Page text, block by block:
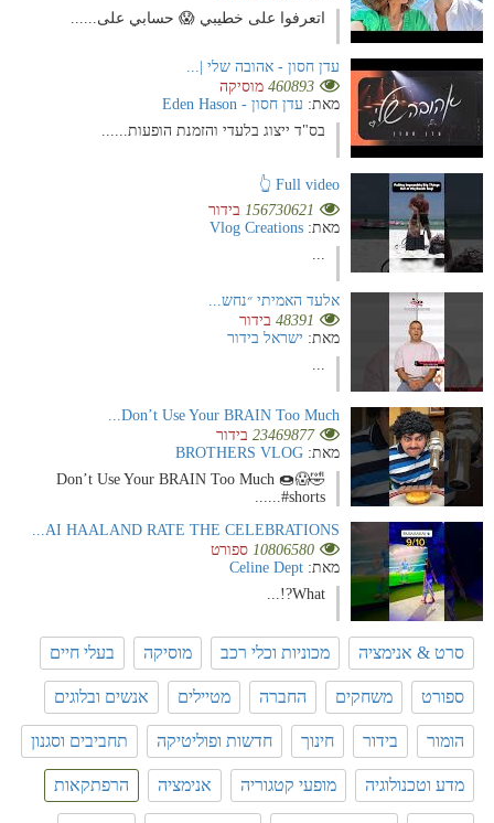
סרט & אנימציה מכוניות וכלי רכב מוסיקה בעלי חיים
ספורט משחקים החברה מטיילים אנשים ובלוגים
הומור בידור חינוך חדשות ופוליטיקה תחביבים וסגנון
מדע וטכנולוגיה מופעי קטגוריה אנימציה הרפתקאות
اتعرفوا على خطيبي 😱 حسابي على......
עדן חסון - אהובה שלי |...
460893 מוסיקה
מאת: עדן חסון - Eden Hason
בס"ד ייצוג בלעדי והזמנת הופעות......
Full video 👆
156730621 בידור
מאת: Vlog Creations
אלעד האמיתי ״נחש...
48391 בידור
מאת: ישראל בידור
Don’t Use Your BRAIN Too Much...
23469877 בידור
מאת: BROTHERS VLOG
Don’t Use Your BRAIN Too Much 🍩😱🤣
#shorts......
AI HAALAND RATE THE CELEBRATIONS...
10806580 ספורט
מאת: Celine Dept
What?!...